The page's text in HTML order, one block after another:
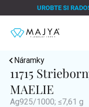
na
UROBTE SI
Náramky
11715
MAELIE
Ag925/1000; ≤7,61 g